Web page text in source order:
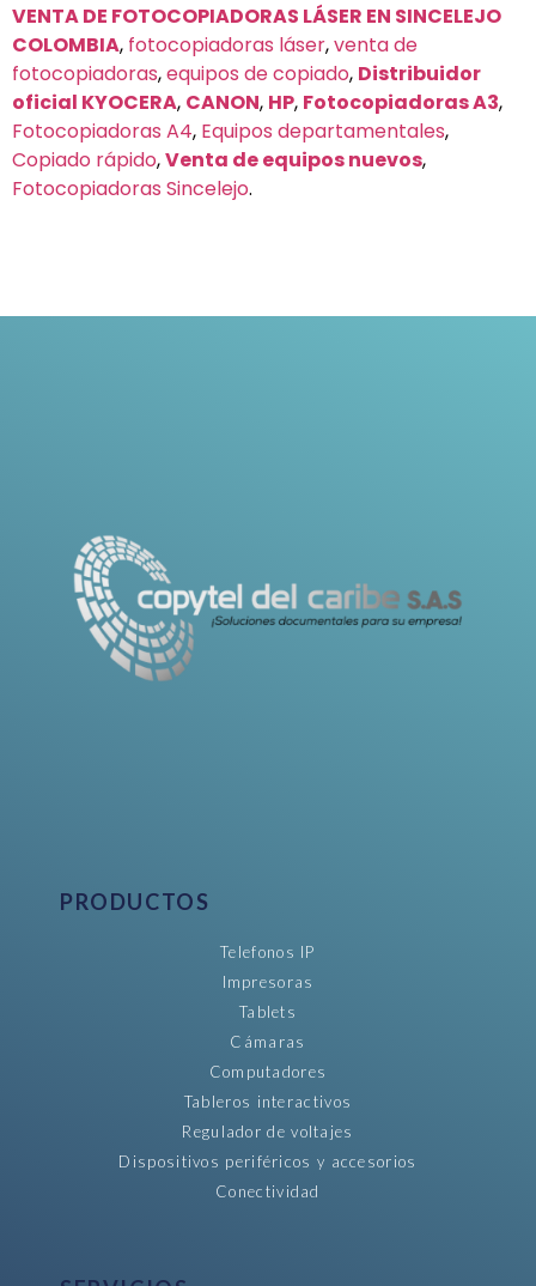
VENTA DE FOTOCOPIADORAS LÁSER EN SINCELEJO
COLOMBIA, fotocopiadoras láser,venta de
fotocopiadoras,equipos de copiado, Distribuidor
oficial KYOCERA, CANON, HP, Fotocopiadoras A3,
Fotocopiadoras A4, Equipos departamentales,
Copiado rápido,Venta de equipos nuevos,
Fotocopiadoras Sincelejo.
PRODUCTOS
Telefonos IP
Impresoras
Tablets
Cámaras
Computadores
Tableros interactivos
Regulador de voltajes
Dispositivos periféricos y accesorios
Conectividad